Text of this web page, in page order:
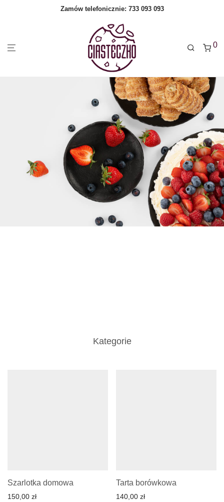
Zamów telefonicznie: 733 093 093
0
Kategorie
Szarlotka domowa
150,00 zł
Tarta borówkowa
140,00 zł